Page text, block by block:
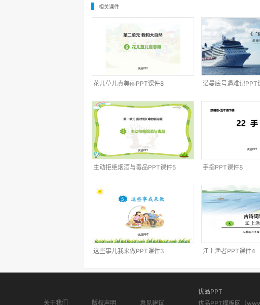
相关课件
花儿草儿真美丽PPT课件8 诺曼底号遇难记PPT
主动拒绝烟酒与毒品PPT课件5 手指PPT课件8
这些事儿我来做PPT课件3 江上渔者PPT课件4
关于我们 版权声明 意见建议
优品PPT
优品PPT模板网（